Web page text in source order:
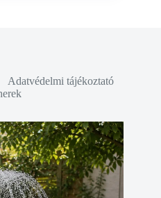
Adatvédelmi tájékoztató